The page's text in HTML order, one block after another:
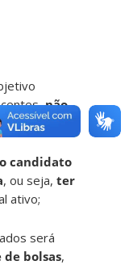
não
o candidato
, ou seja,ter
ativo;
será
bolsas,